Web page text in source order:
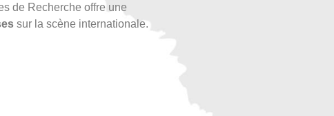
de Recherche offre une
sur la scène internationale.